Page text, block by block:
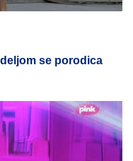
se porodica